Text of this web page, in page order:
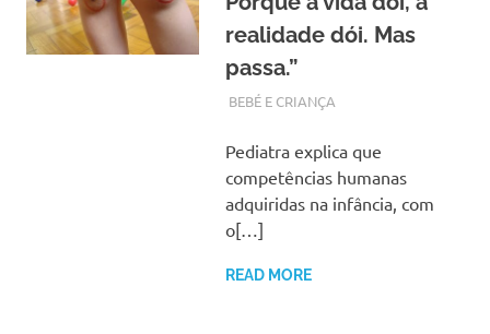
realidade dói. Mas
passa.”
FEVEREIRO 27, 2018
ADMIN
BEBÉ E CRIANÇA
Pediatra explica que
competências humanas
adquiridas na infância, com
o[…]
READ MORE